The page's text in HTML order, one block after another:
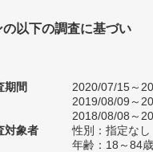
以下の調査に基づい
期間
2020/07/15～
2019/08/09～
2018/08/08～
対象者
性別：指定なし
年齢：18～84歳